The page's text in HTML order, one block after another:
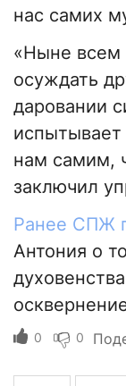
нас самих
«Ныне
осуждать
даровании
нам самим,
заключил
Ранее СПЖ
Антония о
0 0